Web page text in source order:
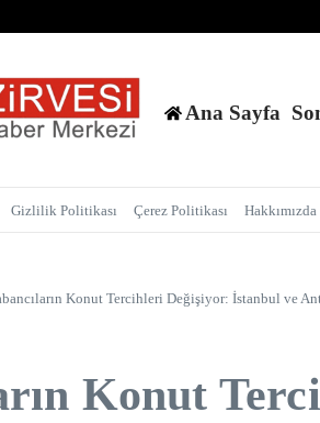
Ana Sayfa
Gizlilik Politikası Çerez Politikası Hakkımızda
Konut Tercihleri Değişiyor: İstanbul ve
Konut